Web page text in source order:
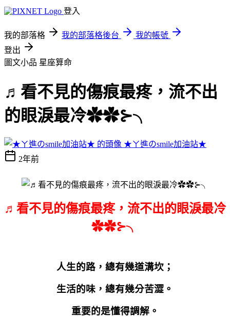
登入
我的部落格 我的部落格後台
我的帳號
登出
圖文小品 星座算命
♬看不見的傷痕最疼，流不出
的眼淚最冷✿✿⊱╮
★ㄚ進のsmile加油站★
2年前
♬ 看不見的傷痕最疼，流不出的眼淚最冷
✿✿⊱╮
人生的路，總有幾道溝坎；
生活的味，總有幾分苦澀。
重要的是懂得調解。